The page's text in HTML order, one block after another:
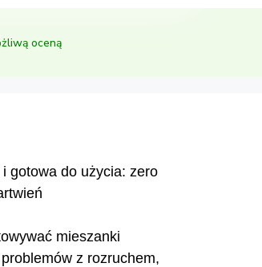
oceną
gotowa do użycia: zero
mieszanki
z rozruchem,